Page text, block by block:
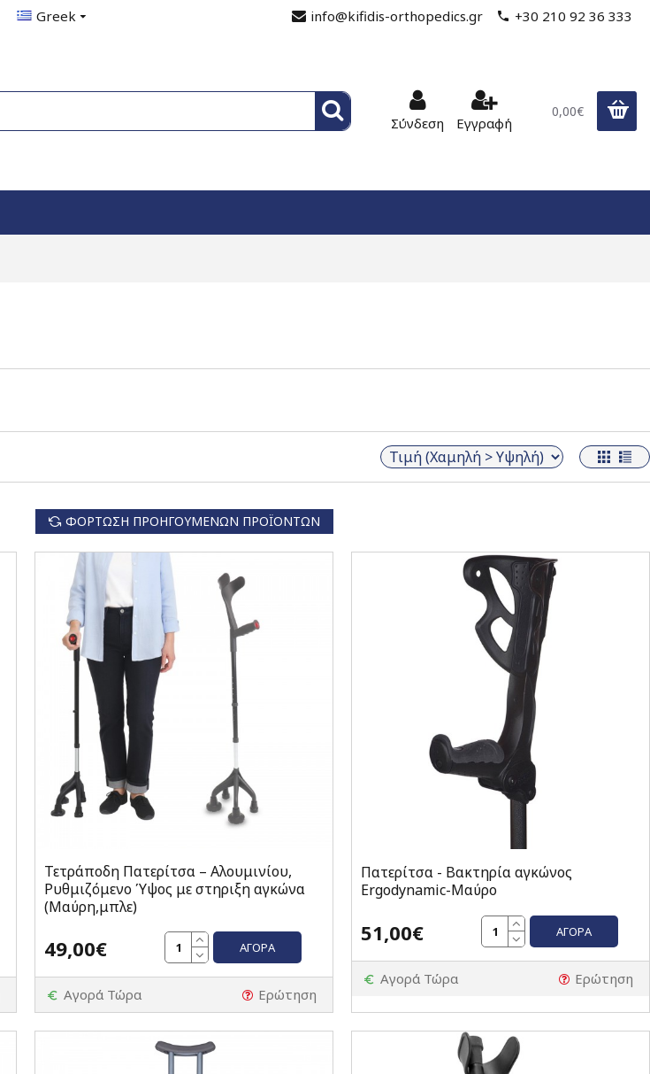
Greek info@kifidis-orthopedics.gr +30 210 92 36 333
Σύνδεση Εγγραφή
0,00€
ΦΌΡΤΩΣΗ ΠΡΟΗΓΟΎΜΕΝΩΝ ΠΡΟΪΌΝΤΩΝ
Τετράποδη Πατερίτσα – Αλουμινίου,
Ρυθμιζόμενο Ύψος με στηριξη αγκώνα
(Μαύρη,μπλε)
49,00€ ΑΓΟΡΆ
Αγορά Τώρα Ερώτηση
Πατερίτσα - Βακτηρία αγκώνος
Ergodynamic-Μαύρο
51,00€ ΑΓΟΡΆ
Αγορά Τώρα Ερώτηση